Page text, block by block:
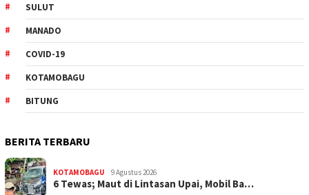
SULUT
MANADO
COVID-19
KOTAMOBAGU
BITUNG
BERITA TERBARU
KOTAMOBAGU 9 Agustus 2026
6 Tewas; Maut di Lintasan Upai, Mobil Ba…